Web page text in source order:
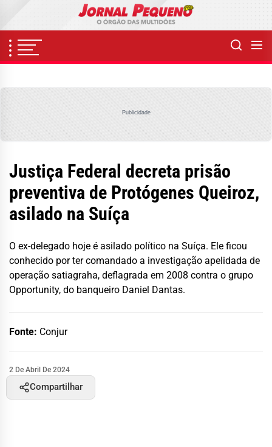
content
Publicidade
Justiça Federal decreta prisão
preventiva de Protógenes Queiroz,
asilado na Suíça
O ex-delegado hoje é asilado político na Suíça. Ele ficou
conhecido por ter comandado a investigação apelidada de
operação satiagraha, deflagrada em 2008 contra o grupo
Opportunity, do banqueiro Daniel Dantas.
Fonte: Conjur
2 De Abril De 2024
Compartilhar